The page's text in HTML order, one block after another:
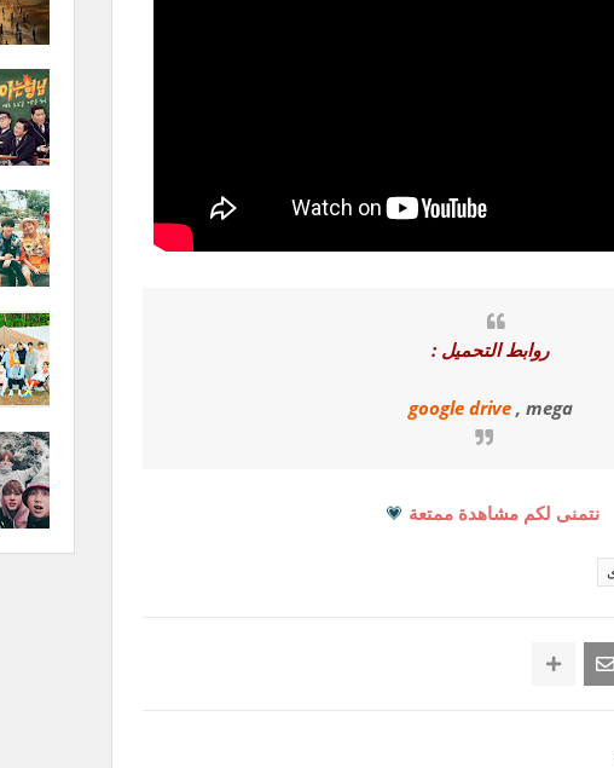
روابط التحميل :
google drive, mega
نتمنى لكم مشاهدة ممتعة 💗